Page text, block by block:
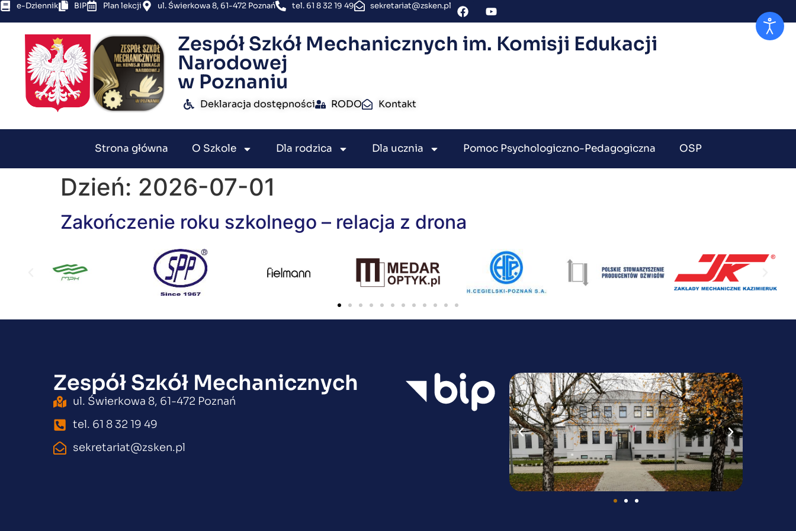
e-Dziennik BIP Plan lekcji ul. Świerkowa 8, 61-472 Poznań tel. 61 8 32 19 49 sekretariat@zsken.pl
Zespół Szkół Mechanicznych im. Komisji Edukacji
Narodowej
w Poznaniu
Deklaracja dostępności RODO Kontakt
Strona główna O Szkole Dla rodzica Dla ucznia Pomoc Psychologiczno-Pedagogiczna OSP
Dzień: 2026-07-01
Zakończenie roku szkolnego – relacja z drona
Zespół Szkół Mechanicznych
ul. Świerkowa 8, 61-472 Poznań
tel. 61 8 32 19 49
sekretariat@zsken.pl